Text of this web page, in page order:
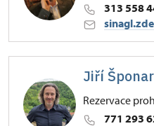
313 558
47/, Křivoklát 47
Jiří Šponar
Rezervace
771 293